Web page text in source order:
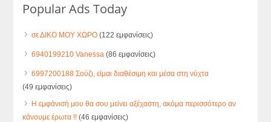
Popular Ads Today
σε ΔΙΚΟ ΜΟΥ ΧΩΡΟ (122 εμφανίσεις)
6940199210 Vanessa (86 εμφανίσεις)
6997200188 Σούζι, είμαι διαθέσιμη και μέσα στη νύχτα
(49 εμφανίσεις)
Η εμφάνισή μου θα σου μείνει αξέχαστη, ακόμα περισσότερο αν
κάνουμε έρωτα !! (46 εμφανίσεις)